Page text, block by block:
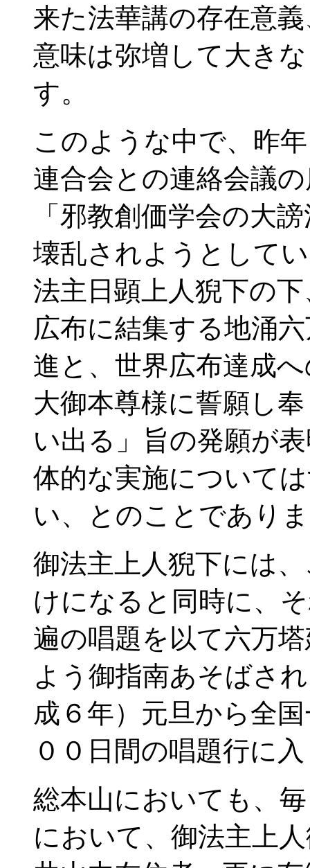
来た法華講の存在意
意味は弥増して大き
す。
このような中で、昨
連合会との連絡会議
「邪教創価学会の大
壊乱されようとして
法主日顕上人猊下の
広布に結集する地涌
進と、世界広布達成
大御本尊様に誓願し
い出る」旨の発願が
体的な実施について
い、とのことであり
御法主上人猊下には
けになると同時に、
遍の唱題を以て六万
よう御指南あそばさ
成６年）元旦から全
００日間の唱題行に
総本山においても、
において、御法主上